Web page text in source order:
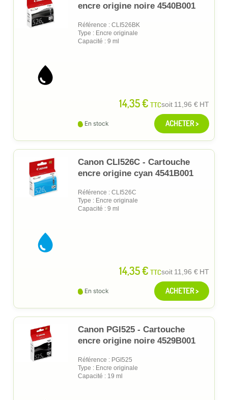
encre origine noire 4540B001
Référence : CLI526BK
Type : Encre originale
Capacité : 9 ml
14,35 € TTCsoit 11,96 € HT
En stock ACHETER >
Canon CLI526C - Cartouche
encre origine cyan 4541B001
Référence : CLI526C
Type : Encre originale
Capacité : 9 ml
14,35 € TTCsoit 11,96 € HT
En stock ACHETER >
Canon PGI525 - Cartouche
encre origine noire 4529B001
Référence : PGI525
Type : Encre originale
Capacité : 19 ml